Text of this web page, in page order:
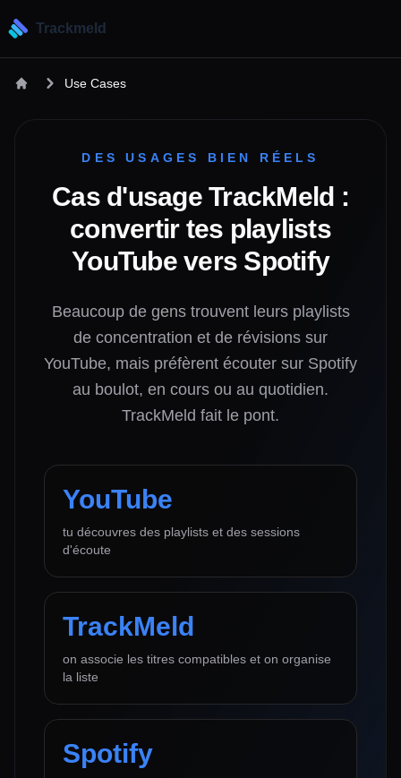
Trackmeld
Use Cases
DES USAGES BIEN RÉELS
Cas d'usage TrackMeld :
convertir tes playlists
YouTube vers Spotify
Beaucoup de gens trouvent leurs playlists
de concentration et de révisions sur
YouTube, mais préfèrent écouter sur Spotify
au boulot, en cours ou au quotidien.
TrackMeld fait le pont.
YouTube
tu découvres des playlists et des sessions
d'écoute
TrackMeld
on associe les titres compatibles et on organise
la liste
Spotify